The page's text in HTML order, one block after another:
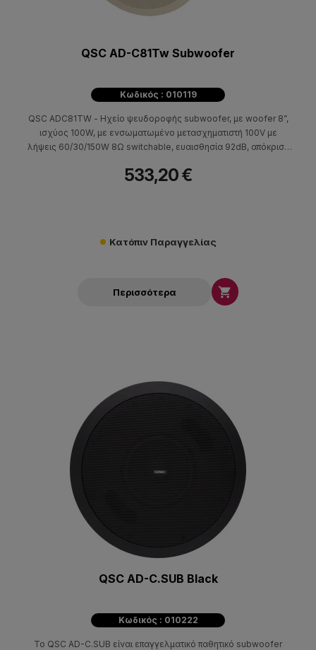
QSC AD-C81Tw Subwoofer
Κωδικός : 010119
QSC ADC81TW - Ηχείο ψευδοροφής subwoofer, με woofer 8”,
ισχύος 100W, με ενσωματωμένο μετασχηματιστή 100V με
λήψεις 60/30/150W 8Ω switchable, ευαισθησία 92dB, απόκριση
διάμετρος οπής 285mm, βάθος 368mm- 9,1kg. Χρώμα λευκό
533,20 €
Κατόπιν Παραγγελίας
Περισσότερα 
QSC AD-C.SUB Black
Κωδικός : 010222
Το QSC AD-C.SUB είναι επαγγελματικό παθητικό subwoofer